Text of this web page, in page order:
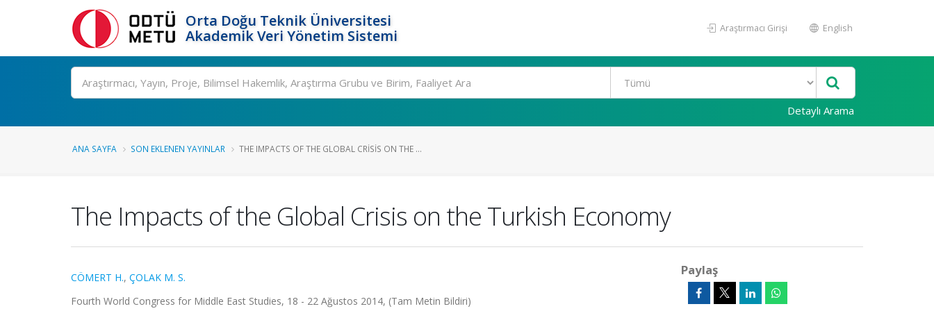
Orta Doğu Teknik Üniversitesi
Akademik Veri Yönetim Sistemi
Araştırmacı Girişi English
Ara
Detaylı Arama
ANA SAYFA SON EKLENEN YAYINLAR THE IMPACTS OF THE GLOBAL CRISIS ON THE ...
The Impacts of the Global Crisis on the Turkish Economy
CÖMERT H., ÇOLAK M. S.
Fourth World Congress for Middle East Studies, 18 - 22 Ağustos 2014, (Tam Metin Bildiri)
Paylaş